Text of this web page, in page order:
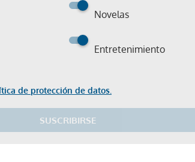
Novelas
Entretenimiento
de protección de datos.
SUSCRIBIRSE
por suscribirte a nuestro boletín.